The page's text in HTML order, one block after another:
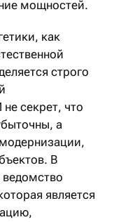
мощностей.
как
строго
секрет, что
а
В
ведомство
является